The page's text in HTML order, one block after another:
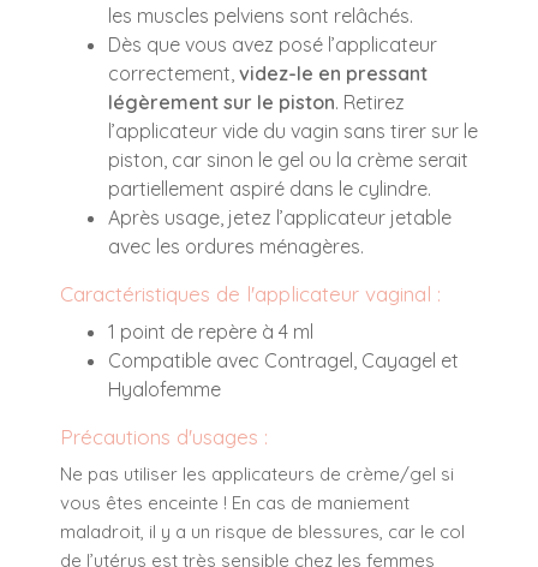
les muscles pelviens sont relâchés.
Dès que vous avez posé l’applicateur
correctement, videz-le en pressant
légèrement sur le piston. Retirez
l’applicateur vide du vagin sans tirer sur le
piston, car sinon le gel ou la crème serait
partiellement aspiré dans le cylindre.
Après usage, jetez l’applicateur jetable
avec les ordures ménagères.
Caractéristiques de l'applicateur vaginal :
1 point de repère à 4 ml
Compatible avec Contragel, Cayagel et
Hyalofemme
Précautions d'usages :
Ne pas utiliser les applicateurs de crème/gel si
vous êtes enceinte ! En cas de maniement
maladroit, il y a un risque de blessures, car le col
de l’utérus est très sensible chez les femmes